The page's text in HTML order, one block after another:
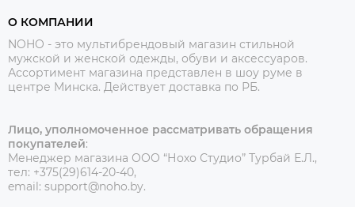
О КОМПАНИИ
NOHO - это мультибрендовый магазин стильной
мужской и женской одежды, обуви и аксессуаров.
Ассортимент магазина представлен в шоу руме в
центре Минска. Действует доставка по РБ.
Лицо, уполномоченное рассматривать обращения
покупателей:
Менеджер магазина ООО “Нохо Студио” Турбай Е.Л.,
тел: +375(29)614-20-40,
email: support@noho.by.